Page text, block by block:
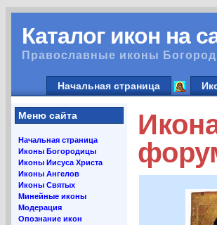
Каталог икон на
Православные иконы
Начальная страница
Меню сайта
Начальная страница
Иконы Богородицы
Иконы Иисуса Христа
Иконы Ангелов
Иконы Святых
Минейные иконы
Модерация
Опознание икон